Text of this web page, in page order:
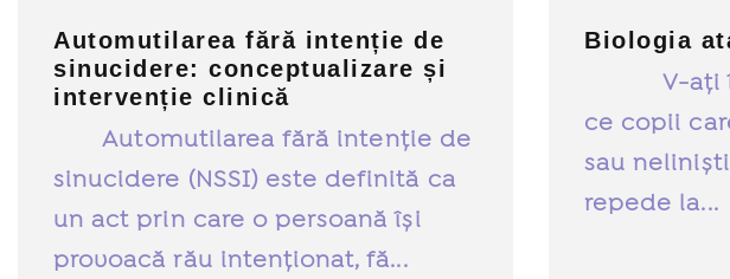
Automutilarea fără intenție de
sinucidere: conceptualizare și
intervenție clinică
Automutilarea fără intenție de
sinucidere (NSSI) este definită ca
un act prin care o persoană își
provoacă rău intenționat, fă...
Biologia
V-ați
ce copii
sau
repede la...